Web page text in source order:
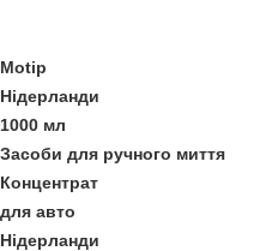
Motip
Нідерланди
1000 мл
Засоби для ручного миття
Концентрат
для авто
Нідерланди